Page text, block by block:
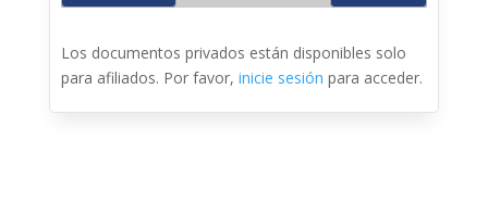
Los documentos privados están disponibles solo
para afiliados. Por favor, inicie sesión para acceder.